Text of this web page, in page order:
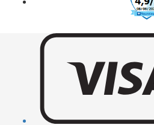
modelos com largura média, que
Também são ótimos para combinar
Sim. O design do colar grumet é
a diferentes estilos. Homens
robustos, enquanto mulheres optam
para composições com pingentes.